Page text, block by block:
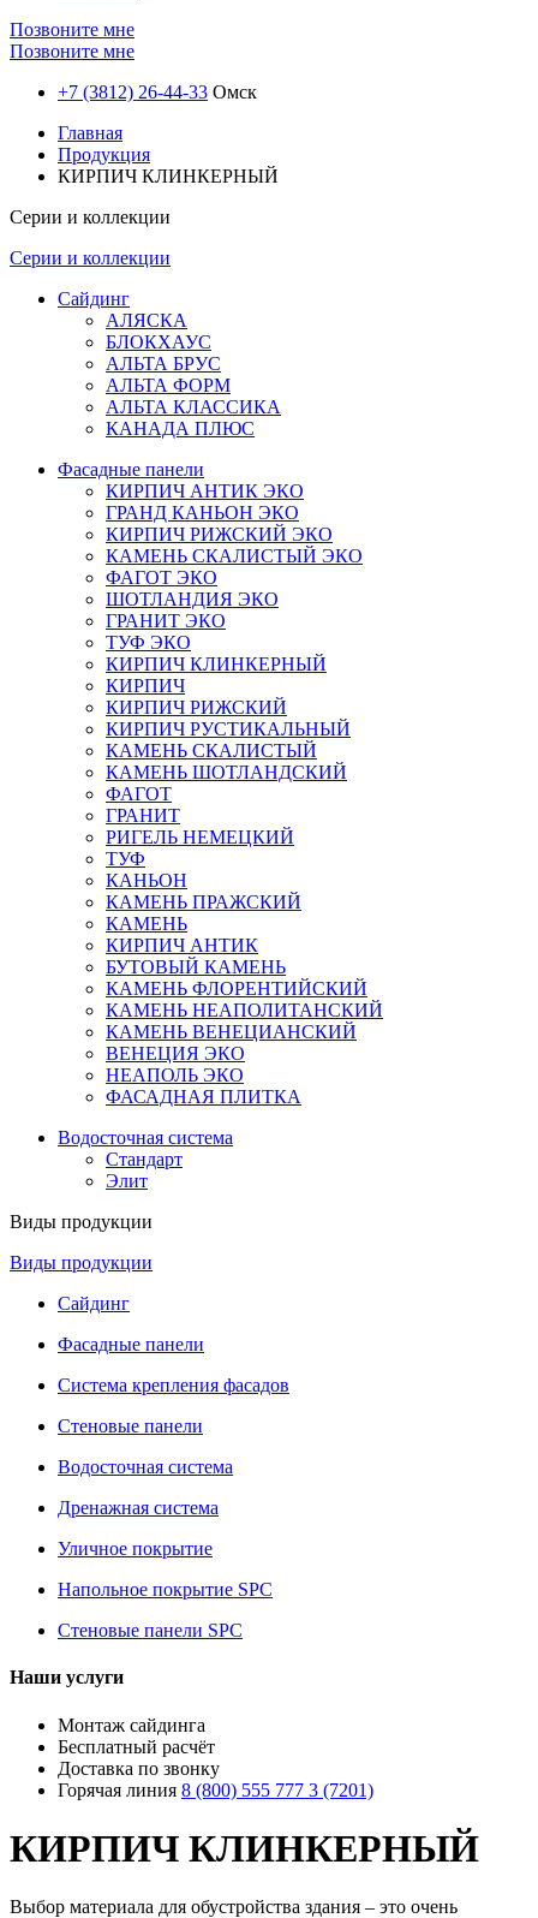
Позвоните мне
Позвоните мне
+7 (3812) 26-44-33 Омск
Главная
Продукция
КИРПИЧ КЛИНКЕРНЫЙ
Серии и коллекции
Серии и коллекции
Сайдинг
АЛЯСКА
БЛОКХАУС
АЛЬТА БРУС
АЛЬТА ФОРМ
АЛЬТА КЛАССИКА
КАНАДА ПЛЮС
Фасадные панели
КИРПИЧ АНТИК ЭКО
ГРАНД КАНЬОН ЭКО
КИРПИЧ РИЖСКИЙ ЭКО
КАМЕНЬ СКАЛИСТЫЙ ЭКО
ФАГОТ ЭКО
ШОТЛАНДИЯ ЭКО
ГРАНИТ ЭКО
ТУФ ЭКО
КИРПИЧ КЛИНКЕРНЫЙ
КИРПИЧ
КИРПИЧ РИЖСКИЙ
КИРПИЧ РУСТИКАЛЬНЫЙ
КАМЕНЬ СКАЛИСТЫЙ
КАМЕНЬ ШОТЛАНДСКИЙ
ФАГОТ
ГРАНИТ
РИГЕЛЬ НЕМЕЦКИЙ
ТУФ
КАНЬОН
КАМЕНЬ ПРАЖСКИЙ
КАМЕНЬ
КИРПИЧ АНТИК
БУТОВЫЙ КАМЕНЬ
КАМЕНЬ ФЛОРЕНТИЙСКИЙ
КАМЕНЬ НЕАПОЛИТАНСКИЙ
КАМЕНЬ ВЕНЕЦИАНСКИЙ
ВЕНЕЦИЯ ЭКО
НЕАПОЛЬ ЭКО
ФАСАДНАЯ ПЛИТКА
Водосточная система
Стандарт
Элит
Виды продукции
Виды продукции
Сайдинг
Фасадные панели
Система крепления фасадов
Стеновые панели
Водосточная система
Дренажная система
Уличное покрытие
Напольное покрытие SPC
Стеновые панели SPC
Наши услуги
Монтаж сайдинга
Бесплатный расчёт
Доставка по звонку
Горячая линия 8 (800) 555 777 3 (7201)
КИРПИЧ КЛИНКЕРНЫЙ
Выбор материала для обустройства здания – это очень